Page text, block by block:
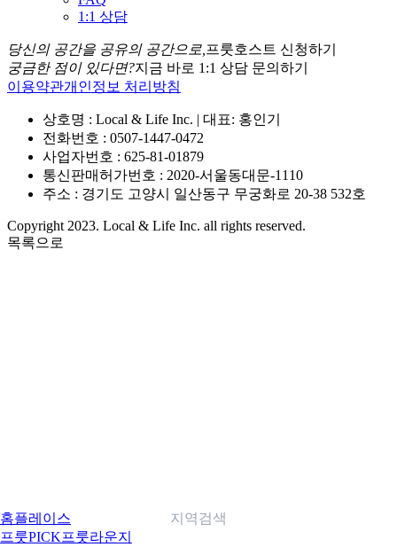
1:1 상담
당신의 공간을 공유의 공간으로, 프룻호스트 신청하기
궁금한 점이 있다면?지금 바로 1:1 상담 문의하기
이용약관개인정보 처리방침
상호명 : Local & Life Inc. | 대표: 홍인기
전화번호 : 0507-1447-0472
사업자번호 : 625-81-01879
통신판매허가번호 : 2020-서울동대문-1110
주소 : 경기도 고양시 일산동구 무궁화로 20-38 532호
Copyright 2023. Local & Life Inc. all rights reserved.
목록으로
홈플레이스
프룻PICK프룻라운지
지역검색